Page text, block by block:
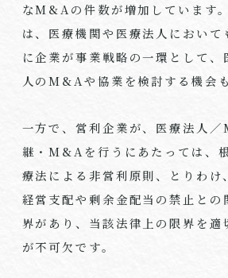
なM&Aの件数が増加しています
は、医療機関や医療法人において
に企業が事業戦略の一環として
人のM&Aや協業を検討する機会
一方で、営利企業が、医療法人
継・M&Aを行うにあたっては、
療法による非営利原則、とりわけ
経営支配や剰余金配当の禁止との
界があり、当該法律上の限界を適
が不可欠です。